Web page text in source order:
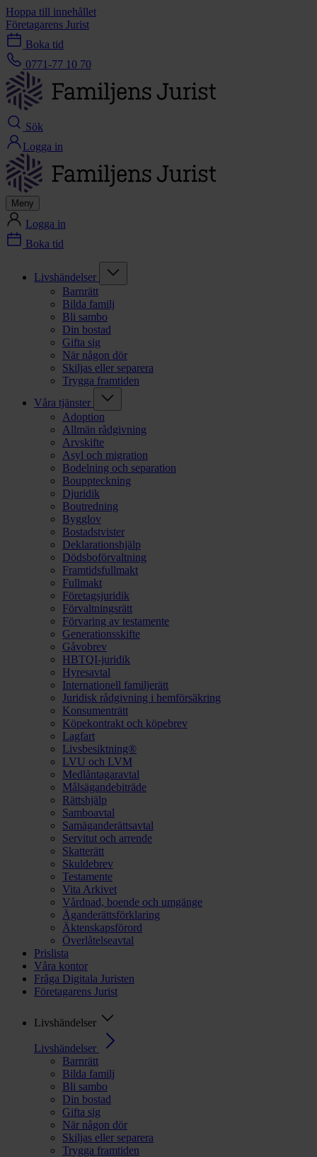
Hoppa till innehållet
Företagarens Jurist
Boka tid
0771-77 10 70
Sök
Logga in
Meny
Logga in
Boka tid
Livshändelser
Barnrätt
Bilda familj
Bli sambo
Din bostad
Gifta sig
När någon dör
Skiljas eller separera
Trygga framtiden
Våra tjänster
Adoption
Allmän rådgivning
Arvskifte
Asyl och migration
Bodelning och separation
Bouppteckning
Djuridik
Boutredning
Bygglov
Bostadstvister
Deklarationshjälp
Dödsboförvaltning
Framtidsfullmakt
Fullmakt
Företagsjuridik
Förvaltningsrätt
Förvaring av testamente
Generationsskifte
Gåvobrev
HBTQI-juridik
Hyresavtal
Internationell familjerätt
Juridisk rådgivning i hemförsäkring
Konsumenträtt
Köpekontrakt och köpebrev
Lagfart
Livsbesiktning®
LVU och LVM
Medlåntagaravtal
Målsägandebiträde
Rättshjälp
Samboavtal
Samäganderättsavtal
Servitut och arrende
Skatterätt
Skuldebrev
Testamente
Vita Arkivet
Vårdnad, boende och umgänge
Äganderättsförklaring
Äktenskapsförord
Överlåtelseavtal
Prislista
Våra kontor
Fråga Digitala Juristen
Företagarens Jurist
Livshändelser
Livshändelser
Barnrätt
Bilda familj
Bli sambo
Din bostad
Gifta sig
När någon dör
Skiljas eller separera
Trygga framtiden